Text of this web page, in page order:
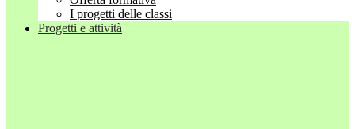
I progetti delle classi
Progetti e attività